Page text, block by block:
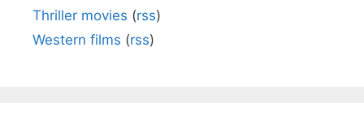
Thriller movies (rss)
Western films (rss)